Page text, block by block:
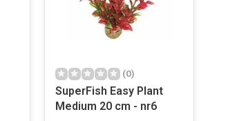
(0)
SuperFish Easy Plant
Medium 20 cm - nr6